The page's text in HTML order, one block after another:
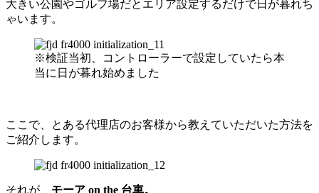
大きい公園やゴルフ場だとエリア設定するだけで日が暮れち
ゃいます。
※検証当初、コントローラーで設定していたら本
当に日が暮れ始めました
ここで、とある代理店のお客様から教えていただいた方法を
ご紹介します。
それが、 モーア on the 台車。